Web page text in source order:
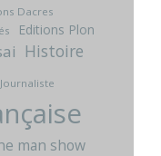
Dacres
Editions Plon
Histoire
Journaliste
man show